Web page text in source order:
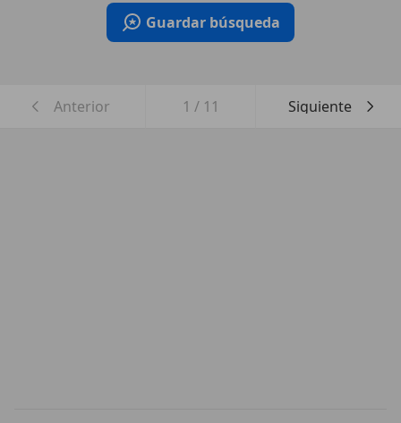
Guardar búsqueda
Anterior 1 / 11 Siguiente